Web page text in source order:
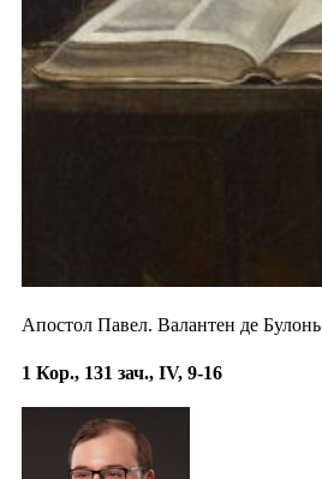
Апостол Павел. Валантен де Булонь
1 Кор., 131 зач., IV, 9-16